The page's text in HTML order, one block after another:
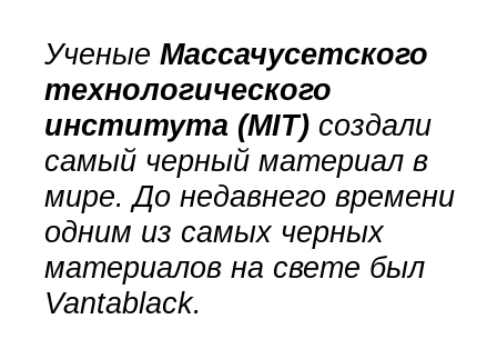
Ученые Массачусетского
технологического
института (MIT)создали
самый черный материал в
мире. До недавнего времени
одним из самых черных
материалов на свете был
Vantablack.